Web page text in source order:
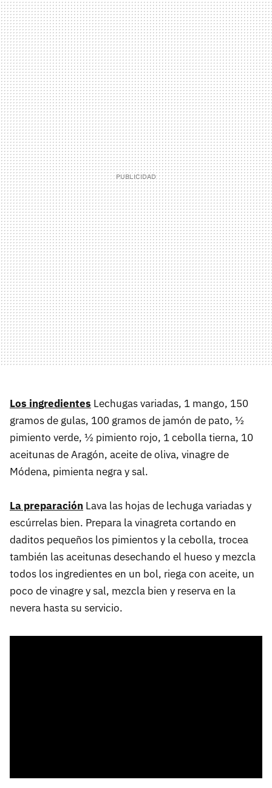
Los ingredientes Lechugas variadas, 1 mango, 150
gramos de gulas, 100 gramos de jamón de pato, ½
pimiento verde, ½ pimiento rojo, 1 cebolla tierna, 10
aceitunas de Aragón, aceite de oliva, vinagre de
Módena, pimienta negra y sal.
La preparación Lava las hojas de lechuga variadas y
escúrrelas bien. Prepara la vinagreta cortando en
daditos pequeños los pimientos y la cebolla, trocea
también las aceitunas desechando el hueso y mezcla
todos los ingredientes en un bol, riega con aceite, un
poco de vinagre y sal, mezcla bien y reserva en la
nevera hasta su servicio.